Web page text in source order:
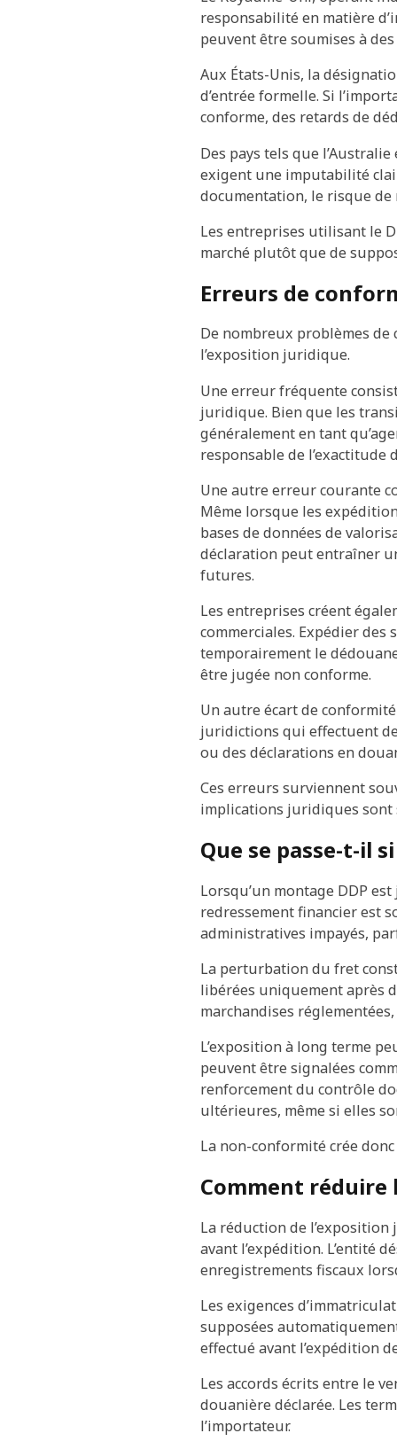
responsabilité en matière
peuvent être soumises à
Aux États-Unis, la
d’entrée formelle. Si
conforme, des retards de
Des pays tels que
exigent une imputabilité
documentation, le risque de
Les entreprises utilisant le
marché plutôt que de
Erreurs de
De nombreux problèmes
l’exposition juridique.
Une erreur fréquente
juridique. Bien que les
généralement en tant
responsable de
Une autre erreur courante
Même lorsque les
bases de données de
déclaration peut entraîner
futures.
Les entreprises créent
commerciales. Expédier
temporairement le
être jugée non conforme.
Un autre écart de
juridictions qui effectuent
ou des déclarations en
Ces erreurs surviennent
implications juridiques sont
Que se passe-t-il
Lorsqu’un montage DDP
redressement financier est
administratives impayés,
La perturbation du fret
libérées uniquement après
marchandises
L’exposition à long terme
peuvent être signalées
renforcement du contrôle
ultérieures, même si elles
La non-conformité crée
Comment réduire
La réduction de
avant l’expédition. L’entité
enregistrements fiscaux
Les exigences
supposées
effectué avant l’expédition
Les accords écrits entre le
douanière déclarée. Les
l’importateur.